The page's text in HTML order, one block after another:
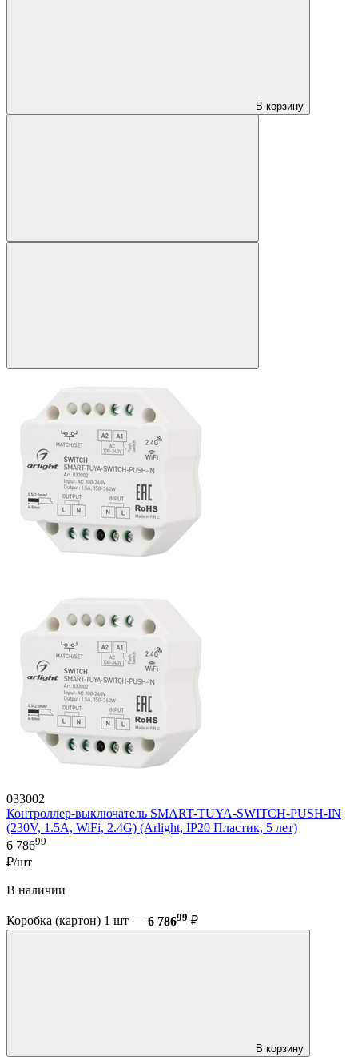
В корзину
033002
Контроллер-выключатель SMART-TUYA-SWITCH-PUSH-IN
(230V, 1.5A, WiFi, 2.4G) (Arlight, IP20 Пластик, 5 лет)
6 78699
₽/шт
В наличии
Коробка (картон) 1 шт — 6 78699 ₽
В корзину